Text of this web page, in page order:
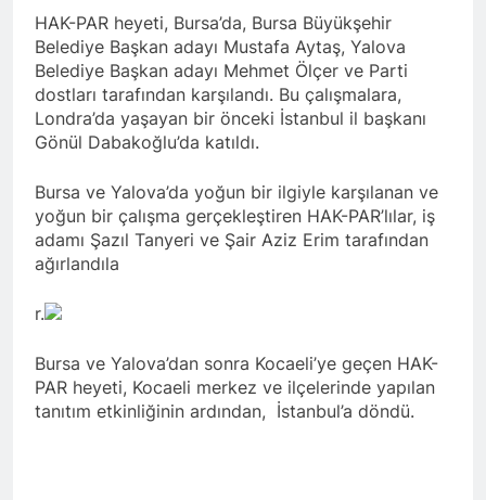
asla vaz geçmedi
1 Yıl Ago
MECLÎSA PARTİYA HAK-
PARê: Têkçûna heyî têkçûna
rê û polîtîkayên xelet in. Divê
Kurd li dora polîtîkayên
neteweyî yên rast bibin yek.
1 Yıl Ago
YENİLEN YANLIŞ YOL VE
YÖNTEMLERDİR. KÜRTLER
DOĞRU, ULUSAL
KENETLENMELİ
1 Yıl Ago
Düzgün Kaplan’ın Kurdistan
partileri Hak ve Özgürlükler
Partisi (HAK-PAR), Kürdistan
düzenledikleri çalıştayda
yaptığı konuşma:
1 Yıl Ago
HAK-PAR MERKEZİ KADIN
ZEHMETKEŞÊN
KURDİSTANÊ KADIN
MECLİSİ ÜYELERİ İLE
GÖRÜŞTÜ
1 Yıl Ago
HAK-PAR KADIN HEYETİ
ALAKAD’I ZİYARET ETTİ.
HAK-PAR heyeti, Bursa’da, Bursa Büyükşehir
Belediye Başkan adayı Mustafa Aytaş, Yalova
Belediye Başkan adayı Mehmet Ölçer ve Parti
dostları tarafından karşılandı. Bu çalışmalara,
Londra’da yaşayan bir önceki İstanbul il başkanı
Gönül Dabakoğlu’da katıldı.
Bursa ve Yalova’da yoğun bir ilgiyle karşılanan ve
yoğun bir çalışma gerçekleştiren HAK-PAR’lılar, iş
adamı Şazıl Tanyeri ve Şair Aziz Erim tarafından
ağırlandıla
r.
Bursa ve Yalova’dan sonra Kocaeli’ye geçen HAK-
PAR heyeti, Kocaeli merkez ve ilçelerinde yapılan
tanıtım etkinliğinin ardından, İstanbul’a döndü.